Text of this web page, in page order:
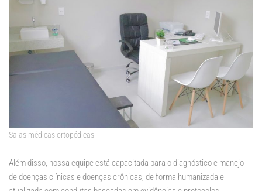
Salas médicas ortopédicas
Além disso, nossa equipe está capacitada para o diagnóstico e manejo
de doenças clínicas e doenças crônicas, de forma humanizada e